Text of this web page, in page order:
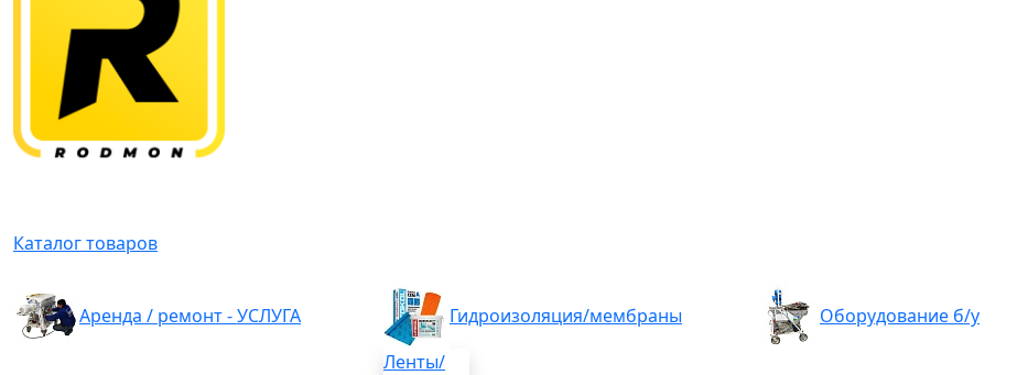
Каталог товаров
Аренда / ремонт - УСЛУГА
Гидроизоляция/мембраны
Ленты/
Оборудование б/у